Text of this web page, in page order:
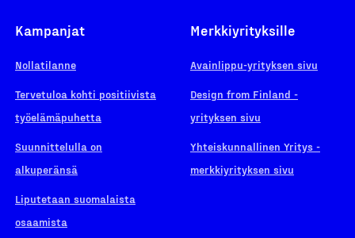
Kampanjat
Nollatilanne
Tervetuloa kohti positiivista
työelämäpuhetta
Suunnittelulla on
alkuperänsä
Liputetaan suomalaista
osaamista
Merkkiyrityksille
Avainlippu-yrityksen sivu
Design from Finland -
yrityksen sivu
Yhteiskunnallinen Yritys -
merkkiyrityksen sivu